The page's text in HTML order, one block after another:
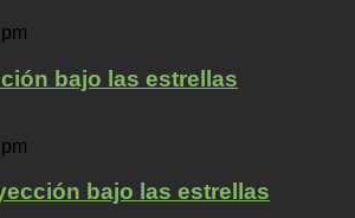
bajo las estrellas
bajo las estrellas